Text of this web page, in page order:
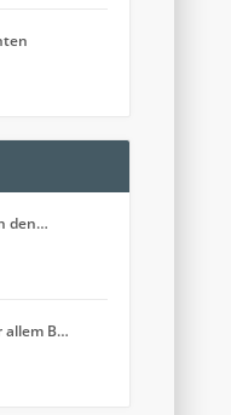
den…
allem B…